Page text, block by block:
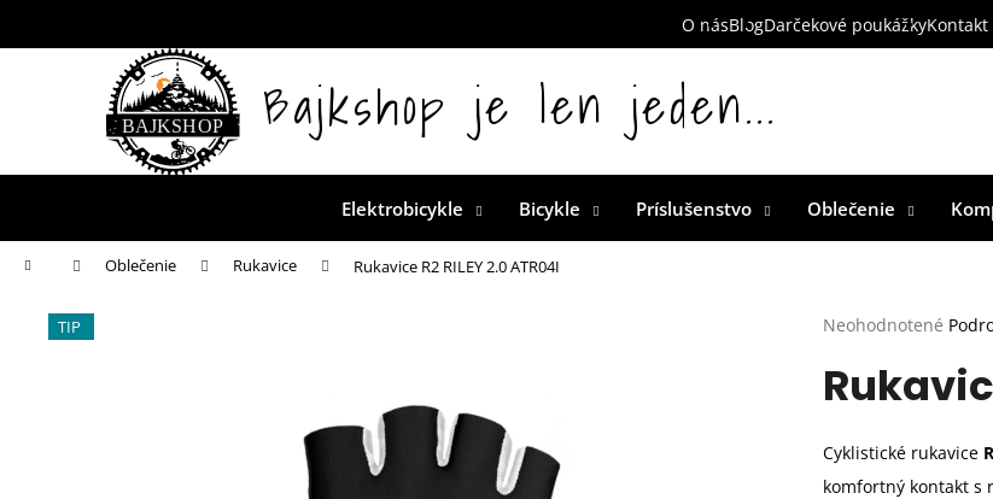
obsah
O násBlogDarčekové poukážkyKontakt
Oficiálna špecializovaná predajňa pre CTM bicykle na Slovensku
Bajkshop je len jeden...
Elektrobicykle Bicykle Príslušenstvo Oblečenie
Domov Oblečenie Rukavice Rukavice R2 RILEY 2.0 ATR04I
Priemerné
produktu
je
5
hviezdičiek.
Neohodnotené
Cyklistické rukavice
komfortný kontakt s
TIP
o
obchodu